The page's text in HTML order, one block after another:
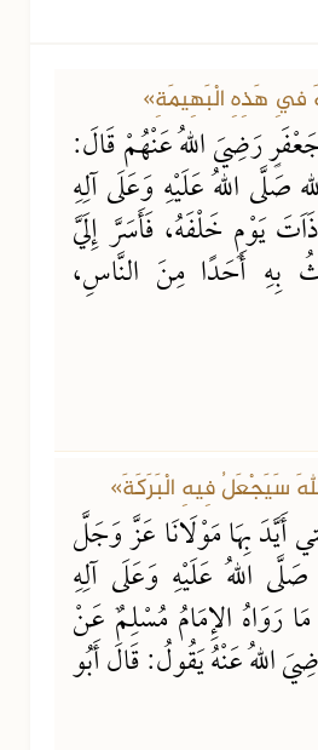
رَضِيَ اللهُ عَنْهُمْ قَالَ:
صَلَّى اللهُ عَلَيْهِ وَعَلَى آلِهِ
يَوْمٍ خَلْفَهُ، فَأَسَرَّ إِلَيَّ
بِهِ أَحَدًا مِنَ النَّاسِ،
أَيَّدَ بِهَا مَوْلَانَا عَزَّ وَجَلَّ
اللهُ عَلَيْهِ وَعَلَى آلِهِ
رَوَاهُ الإِمَامُ مُسْلِمٌ عَنْ
اللهُ عَنْهُ يَقُولُ: قَالَ أَبُو